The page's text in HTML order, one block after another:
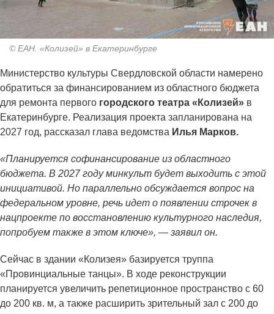
© ЕАН. «Колизей» в Екатеринбурге
Министерство культуры Свердловской области намерено
обратиться за финансированием из областного бюджета
для ремонта первого городского театра «Колизей» в
Екатеринбурге. Реализация проекта запланирована на
2027 год, рассказал глава ведомства Илья Марков.
«Планируется софинансирование из областного
бюджета. В 2027 году минкульт будет выходить с этой
инициативой. Но параллельно обсуждается вопрос на
федеральном уровне, речь идет о появлении строчек в
нацпроекте по восстановлению культурного наследия,
попробуем также в этом ключе», — заявил он.
Сейчас в здании «Колизея» базируется труппа
«Провинциальные танцы». В ходе реконструкции
планируется увеличить репетиционное пространство с 60
до 200 кв. м, а также расширить зрительный зал с 200 до